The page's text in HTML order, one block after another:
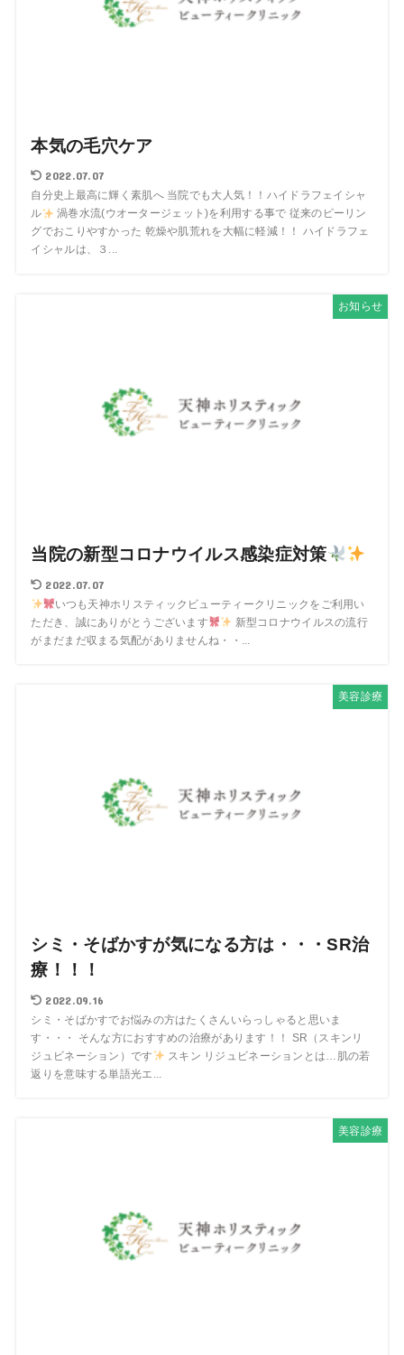
本気の毛穴ケア
2022.07.07
自分史上最高に輝く素肌へ 当院でも大人気！！ハイドラフェイシャ
ル
渦巻水流(ウオータージェット)を利用する事で 従来のピーリン
グでおこりやすかった 乾燥や肌荒れを大幅に軽減！！ ハイドラフェ
イシャルは、３...
お知らせ
当院の新型コロナウイルス感染症対策
2022.07.07
いつも天神ホリスティックビューティークリニックをご利用い
ただき、誠にありがとうございます
新型コロナウイルスの流行
がまだまだ収まる気配がありませんね・・...
美容診療
シミ・そばかすが気になる方は・・・SR治
療！！！
2022.09.16
シミ・そばかすでお悩みの方はたくさんいらっしゃると思いま
す・・・ そんな方におすすめの治療があります！！ SR（スキンリ
ジュビネーション）です
スキン リジュビネーションとは…肌の若
返りを意味する単語光エ...
美容診療